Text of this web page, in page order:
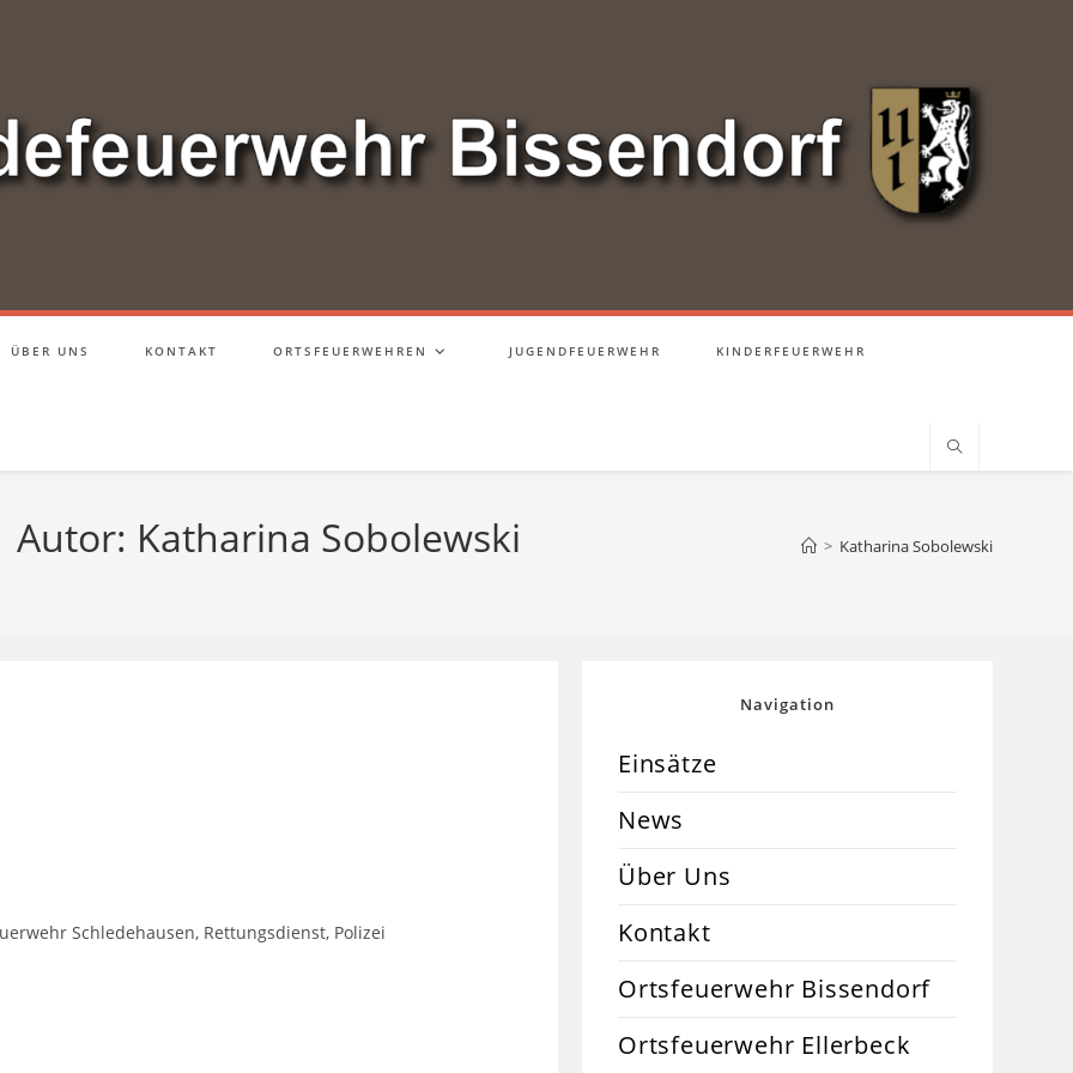
ÜBER UNS KONTAKT ORTSFEUERWEHREN JUGENDFEUERWEHR KINDERFEUERWEHR
Autor: Katharina Sobolewski > Katharina Sobolewski
Schledehausen, Rettungsdienst, Polizei
Navigation
Einsätze
News
Über Uns
Kontakt
Ortsfeuerwehr Bissendorf
Ortsfeuerwehr Ellerbeck